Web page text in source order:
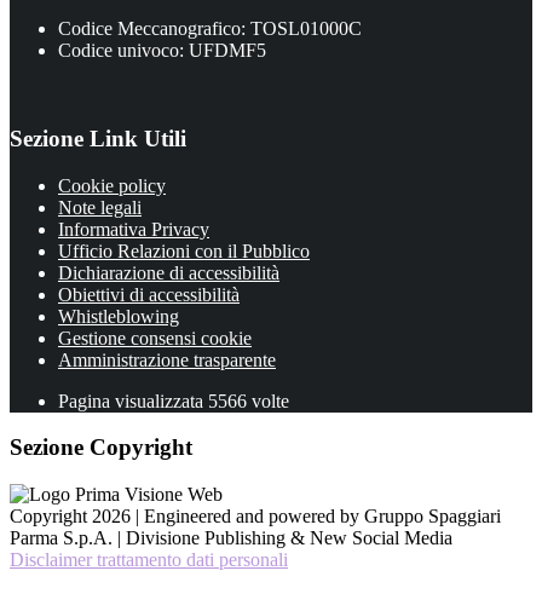
Codice Meccanografico: TOSL01000C
Codice univoco: UFDMF5
Sezione Link Utili
Cookie policy
Note legali
Informativa Privacy
Ufficio Relazioni con il Pubblico
Dichiarazione di accessibilità
Obiettivi di accessibilità
Whistleblowing
Gestione consensi cookie
Amministrazione trasparente
Pagina visualizzata 5566 volte
Sezione Copyright
Copyright 2026 | Engineered and powered by Gruppo Spaggiari
Parma S.p.A. | Divisione Publishing & New Social Media
Disclaimer trattamento dati personali